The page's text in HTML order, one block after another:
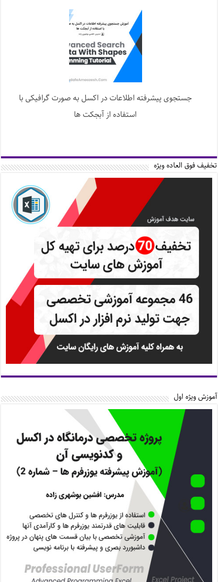
جستجوی پیشرفته اطلاعات در اکسل به صورت گرافیکی با
استفاده از آبجکت ها
تخفیف فوق العاده ویژه
آموزش ویژه اول